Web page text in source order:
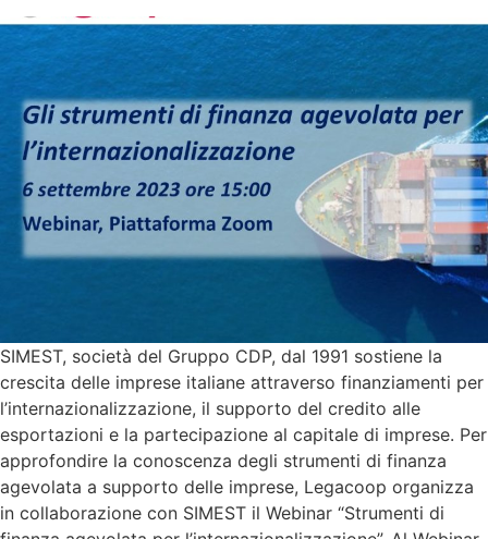
SIMEST, società del Gruppo CDP, dal 1991 sostiene la
crescita delle imprese italiane attraverso finanziamenti per
l’internazionalizzazione, il supporto del credito alle
esportazioni e la partecipazione al capitale di imprese. Per
approfondire la conoscenza degli strumenti di finanza
agevolata a supporto delle imprese, Legacoop organizza
in collaborazione con SIMEST il Webinar “Strumenti di